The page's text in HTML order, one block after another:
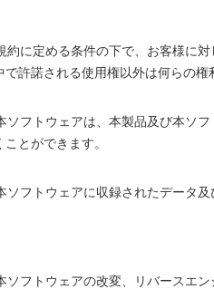
約に定める条件の下で、お客様に
許諾される使用権以外は何らの権
ソフトウェアは、本製品及び本ソ
とができます。
ソフトウェアに収録されたデータ
フトウェアの改変、リバースエ